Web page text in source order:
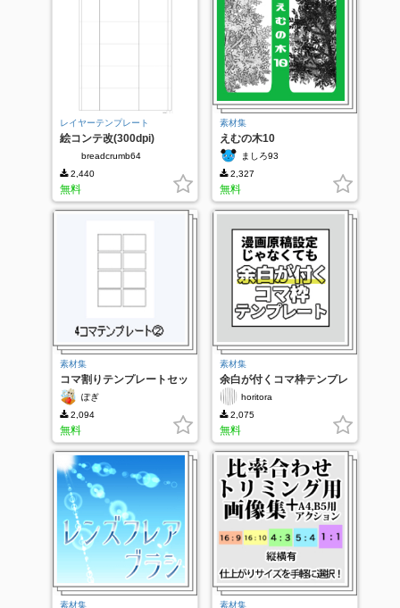
レイヤーテンプレート
絵コンテ改(300dpi)
breadcrumb64
2,440
無料
素材集
えむの木10
ましろ93
2,327
無料
素材集
コマ割りテンプレートセッ
ト
ぽぎ
2,094
無料
素材集
余白が付くコマ枠テンプレ
ート horitora
2,075
無料
素材集 素材集